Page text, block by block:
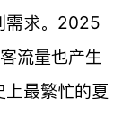
需求。2025
流量也产生
上最繁忙的夏